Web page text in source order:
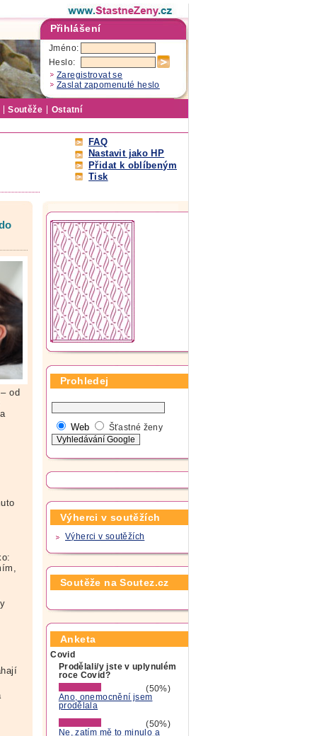
Přihlášení
Jméno:
Heslo:
Zaregistrovat se
Zaslat zapomenuté heslo
Soutěže Ostatní
FAQ
Nastavit jako HP
Přidat k oblíbeným
Tisk
– od
Prohledej
Web Šťastné ženy
Výherci v soutěžích
Výherci v soutěžích
Soutěže na Soutez.cz
Anketa
Covid
Prodělali/y jste v uplynulém
roce Covid?
(50%)
Ano, onemocnění jsem
prodělala
(50%)
Ne, zatím mě to minulo a